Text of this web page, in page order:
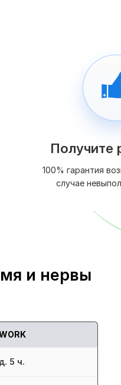
Получите
100% гарантия
случае
и нервы
5 ч.